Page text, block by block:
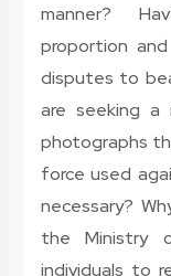
manner?
proportion
disputes to
are seeking
photographs
force used
necessary?
the Ministry
individuals to